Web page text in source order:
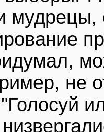
мудрецы,
не